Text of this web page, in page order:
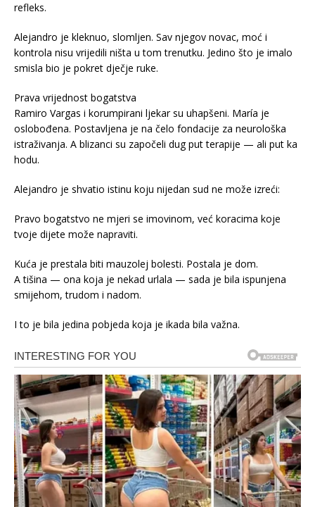
refleks.
Alejandro je kleknuo, slomljen. Sav njegov novac, moć i
kontrola nisu vrijedili ništa u tom trenutku. Jedino što je imalo
smisla bio je pokret dječje ruke.
Prava vrijednost bogatstva
Ramiro Vargas i korumpirani ljekar su uhapšeni. María je
oslobođena. Postavljena je na čelo fondacije za neurološka
istraživanja. A blizanci su započeli dug put terapije — ali put ka
hodu.
Alejandro je shvatio istinu koju nijedan sud ne može izreći:
Pravo bogatstvo ne mjeri se imovinom, već koracima koje
tvoje dijete može napraviti.
Kuća je prestala biti mauzolej bolesti. Postala je dom.
A tišina — ona koja je nekad urlala — sada je bila ispunjena
smijehom, trudom i nadom.
I to je bila jedina pobjeda koja je ikada bila važna.